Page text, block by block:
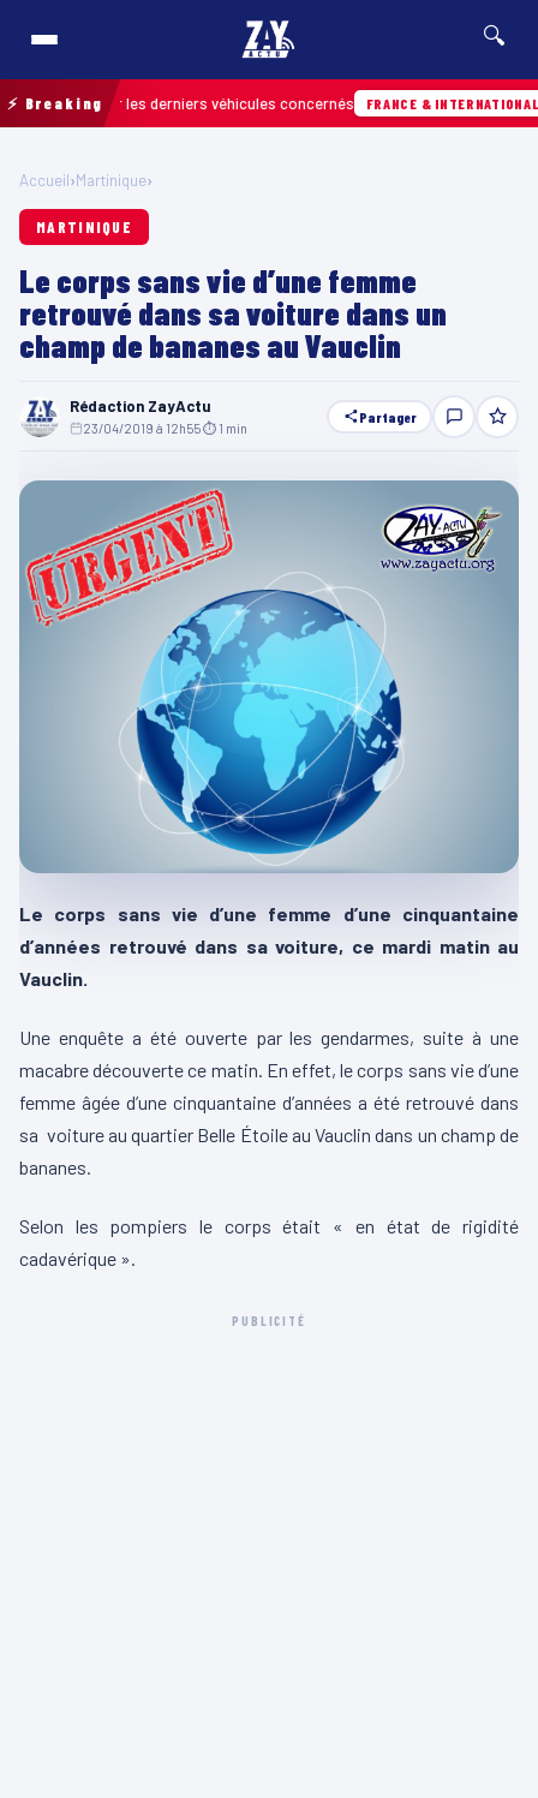
🔍
⚡ Breaking
retrouver les derniers véhicules concernés FRANCE & INTERNATIONALE
Accueil›Martinique›
MARTINIQUE
Le corps sans vie d’une femme
retrouvé dans sa voiture dans un
champ de bananes au Vauclin
Rédaction ZayActu
23/04/2019 à 12h55⏱ 1 min
Partager
Le corps sans vie d’une femme d’une cinquantaine
d’années retrouvé dans sa voiture, ce mardi matin au
Vauclin.
Une enquête a été ouverte par les gendarmes, suite à une
macabre découverte ce matin. En effet, le corps sans vie d’une
femme âgée d’une cinquantaine d’années a été retrouvé dans
sa voiture au quartier Belle Étoile au Vauclin dans un champ de
bananes.
Selon les pompiers le corps était « en état de rigidité
cadavérique ».
PUBLICITÉ